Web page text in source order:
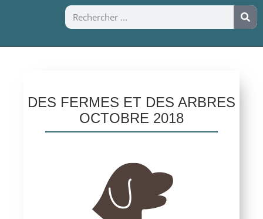
DES FERMES ET DES ARBRES
OCTOBRE 2018